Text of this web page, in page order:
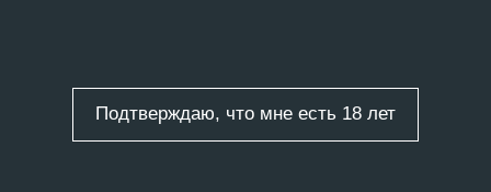
Подтверждаю, что мне есть 18 лет